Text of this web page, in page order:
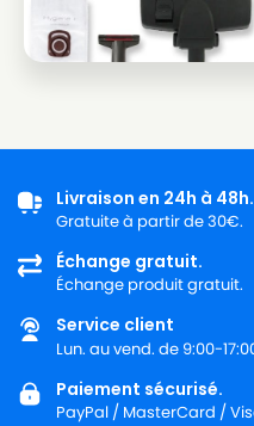
Livraison en 24h à 48h.
Gratuite à partir de 30€.
Échange gratuit.
Échange produit gratuit.
Service client
Lun. au vend. de 9:00-
Paiement sécurisé.
PayPal / MasterCard /